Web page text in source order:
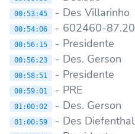
00:53:45 - Des Villarinho
00:54:06 - 602460-
00:56:15 - Presidente
00:56:23 - Des. Gerson
00:58:51 - Presidente
00:59:01 - PRE
01:00:02 - Des. Gerson
01:00:59 - Des